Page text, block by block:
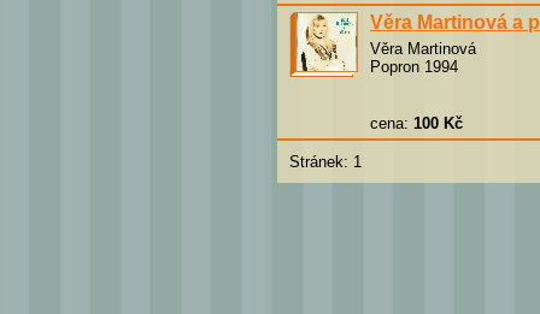
Věra Martinová a
Věra Martinová
Popron 1994
cena: 100 Kč
Stránek: 1